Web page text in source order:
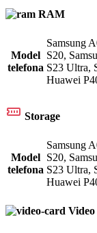
RAM
Model
telefona
Samsung
S20,
S23 Ultra,
Huawei
Storage
Model
telefona
Samsung
S20,
S23 Ultra,
Huawei